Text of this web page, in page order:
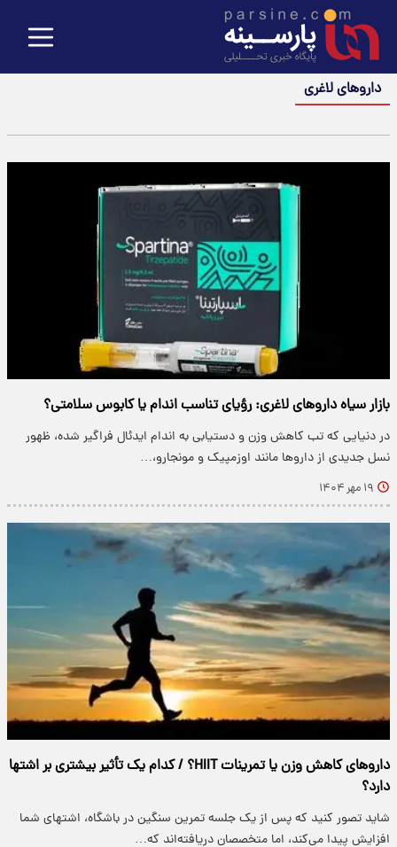
داروهای لاغری
بازار سیاه داروهای لاغری: رؤیای تناسب اندام یا کابوس سلامتی؟
در دنیایی که تب کاهش وزن و دستیابی به اندام ایدئال فراگیر شده، ظهور
نسل جدیدی از داروها مانند اوزمپیک و مونجارو،…
۱۹ مهر ۱۴۰۴
داروهای کاهش وزن یا تمرینات HIIT؟ / کدام یک تأثیر بیشتری بر اشتها
دارد؟
شاید تصور کنید که پس از یک جلسه تمرین سنگین در باشگاه، اشتهای شما
افزایش پیدا می‌کند، اما متخصصان دریافته‌اند که…